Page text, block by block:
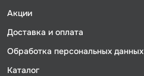
Акции
Доставка и оплата
Обработка персональных данных
Каталог